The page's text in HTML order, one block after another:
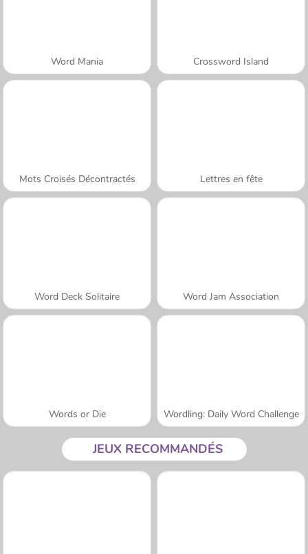
Word Mania Crossword Island
Mots Croisés Décontractés Lettres en fête
Word Deck Solitaire Word Jam Association
Words or Die Wordling: Daily Word Challenge
JEUX RECOMMANDÉS